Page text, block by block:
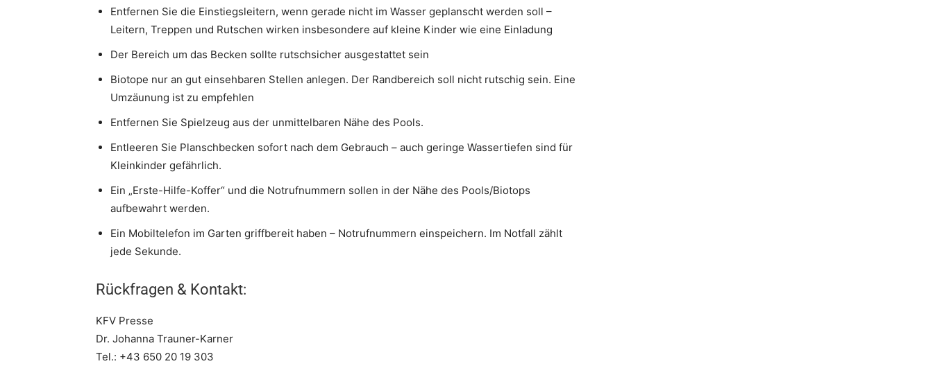
Entfernen Sie die Einstiegsleitern, wenn gerade nicht im Wasser geplanscht werden soll –
Leitern, Treppen und Rutschen wirken insbesondere auf kleine Kinder wie eine Einladung
Der Bereich um das Becken sollte rutschsicher ausgestattet sein
Biotope nur an gut einsehbaren Stellen anlegen. Der Randbereich soll nicht rutschig sein. Eine
Umzäunung ist zu empfehlen
Entfernen Sie Spielzeug aus der unmittelbaren Nähe des Pools.
Entleeren Sie Planschbecken sofort nach dem Gebrauch – auch geringe Wassertiefen sind für
Kleinkinder gefährlich.
Ein „Erste-Hilfe-Koffer“ und die Notrufnummern sollen in der Nähe des Pools/Biotops
aufbewahrt werden.
Ein Mobiltelefon im Garten griffbereit haben – Notrufnummern einspeichern. Im Notfall zählt
jede Sekunde.
Rückfragen & Kontakt:
KFV Presse
Dr. Johanna Trauner-Karner
Tel.: +43 650 20 19 303